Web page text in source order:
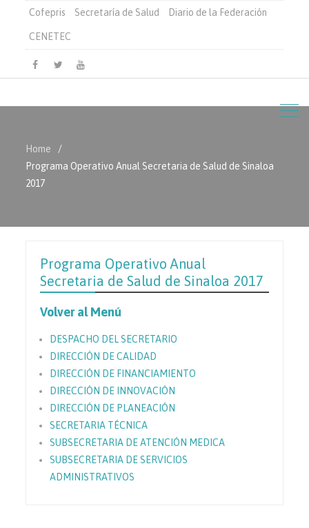
Cofepris Secretaría de Salud Diario de la Federación
CENETEC
Facebook
TwitterYoutube
Home
Programa Operativo Anual Secretaria de Salud de Sinaloa
2017
Programa Operativo Anual
Secretaria de Salud de Sinaloa 2017
Volver al Menú
DESPACHO DEL SECRETARIO
DIRECCIÓN DE CALIDAD
DIRECCIÓN DE FINANCIAMIENTO
DIRECCIÓN DE INNOVACIÓN
DIRECCIÓN DE PLANEACIÓN
SECRETARIA TÉCNICA
SUBSECRETARIA DE ATENCIÓN MEDICA
SUBSECRETARIA DE SERVICIOS
ADMINISTRATIVOS